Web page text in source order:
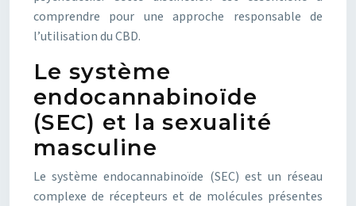
comprendre pour une approche responsable de
l’utilisation du CBD.
Le système
endocannabinoïde
(SEC) et la sexualité
masculine
Le système endocannabinoïde (SEC) est un réseau
complexe de récepteurs et de molécules présentes